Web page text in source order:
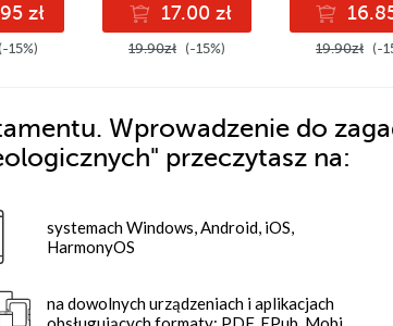
zł
(-15%)
17.00 zł
19.90zł (-15%) 19.90zł (-
Wprowadzenie do
przeczytasz na:
systemach Windows, Android, iOS,
HarmonyOS
na dowolnych urządzeniach i aplikacjach